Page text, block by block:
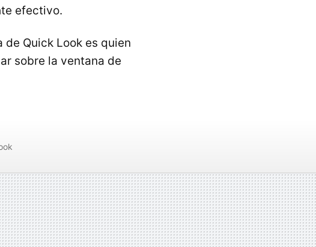
efectivo.
Quick Look es quien
sobre la ventana de